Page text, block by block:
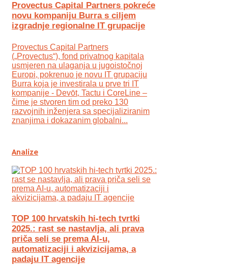
Provectus Capital Partners pokreće
novu kompaniju Burra s ciljem
izgradnje regionalne IT grupacije
Provectus Capital Partners
(„Provectus“), fond privatnog kapitala
usmjeren na ulaganja u jugoistočnoj
Europi, pokrenuo je novu IT grupaciju
Burra koja je investirala u prve tri IT
kompanije - Devōt, Tactu i CoreLine –
čime je stvoren tim od preko 130
razvojnih inženjera sa specijaliziranim
znanjima i dokazanim globalni...
Analize
TOP 100 hrvatskih hi-tech tvrtki
2025.: rast se nastavlja, ali prava
priča seli se prema AI-u,
automatizaciji i akvizicijama, a
padaju IT agencije